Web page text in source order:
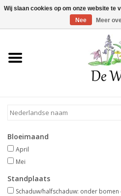
Home
Voorjaarsbloeiers
Zomerbloeiers
Herfstbloeiers
Bloeimaand
April
Mei
Standplaats
Schaduw/halfschaduw: onder bomen
Wij slaan cookies op om onze website te
Nee
Meer